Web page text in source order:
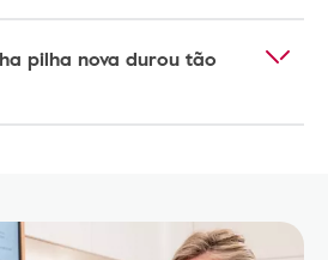
pilha nova durou tão